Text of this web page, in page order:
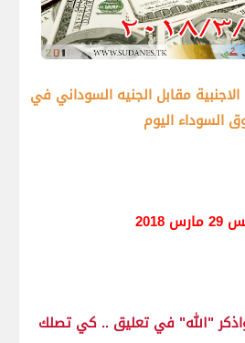
الاجنبية مقابل الجنيه السوداني في
السوداء اليوم
2018
"الله" في تعليق .. كي تصلك